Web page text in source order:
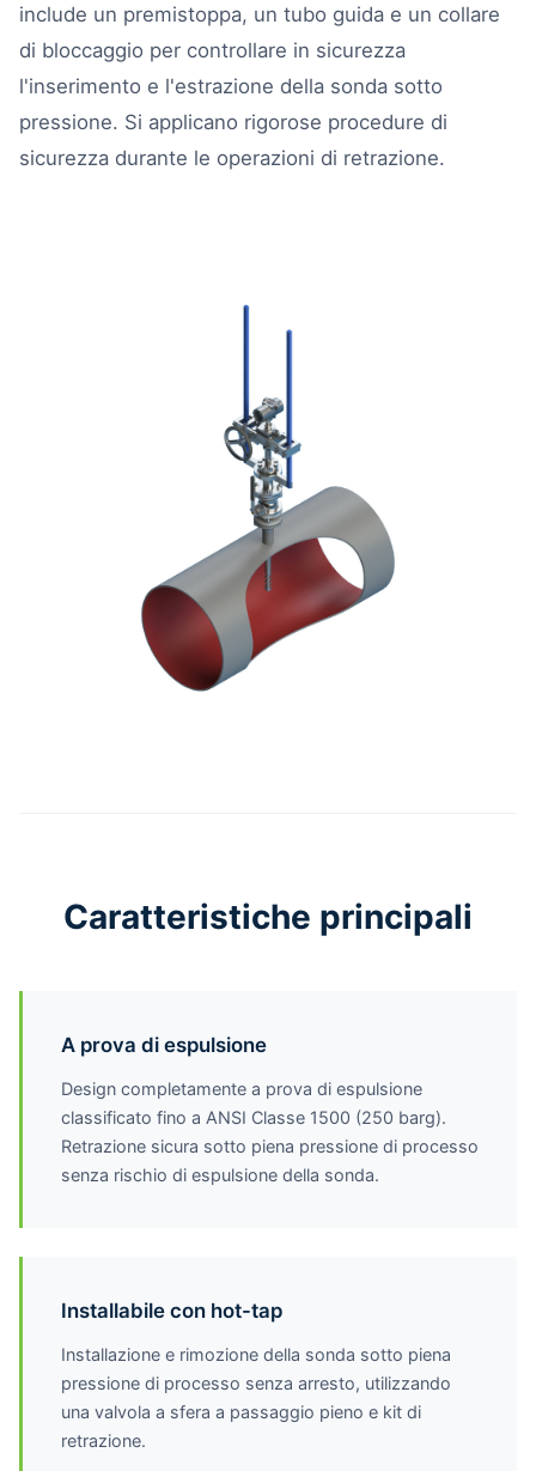
include un premistoppa, un tubo guida e un collare
di bloccaggio per controllare in sicurezza
l'inserimento e l'estrazione della sonda sotto
pressione. Si applicano rigorose procedure di
sicurezza durante le operazioni di retrazione.
Caratteristiche principali
A prova di espulsione
Design completamente a prova di espulsione
classificato fino a ANSI Classe 1500 (250 barg).
Retrazione sicura sotto piena pressione di processo
senza rischio di espulsione della sonda.
Installabile con hot-tap
Installazione e rimozione della sonda sotto piena
pressione di processo senza arresto, utilizzando
una valvola a sfera a passaggio pieno e kit di
retrazione.